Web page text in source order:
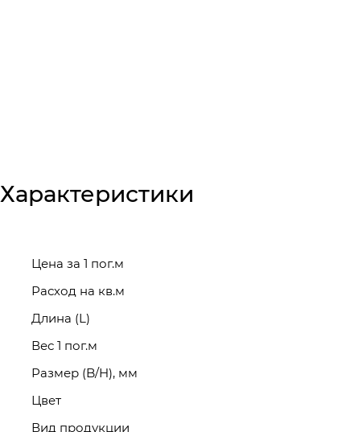
Характеристики
Цена за 1 пог.м
Расход на кв.м
Длина (L)
Вес 1 пог.м
Размер (B/H), мм
Цвет
Вид продукции